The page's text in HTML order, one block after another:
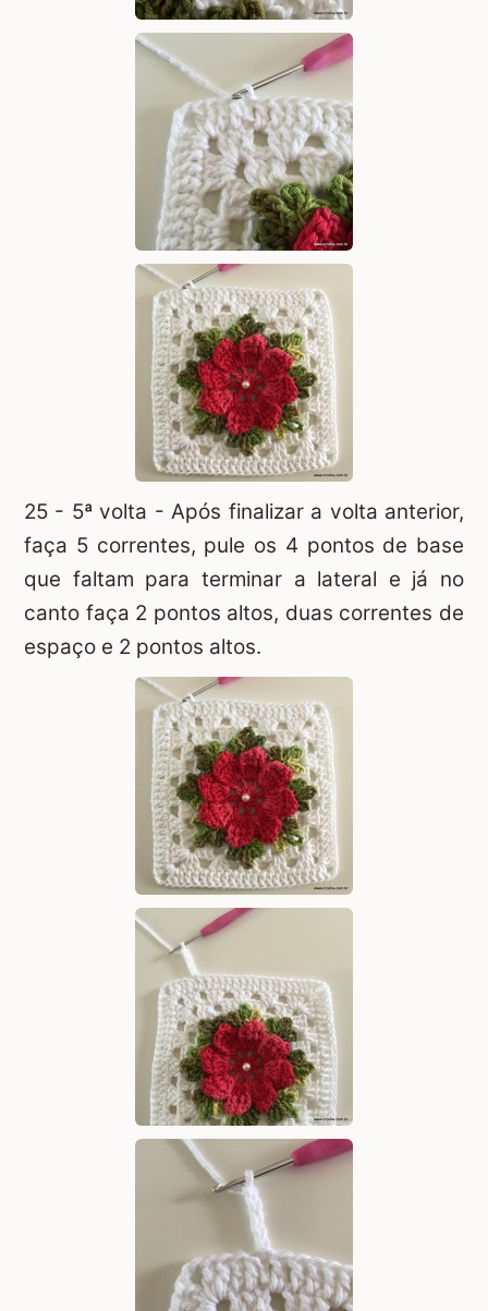
25 - 5ª volta - Após finalizar a volta anterior,
faça 5 correntes, pule os 4 pontos de base
que faltam para terminar a lateral e já no
canto faça 2 pontos altos, duas correntes de
espaço e 2 pontos altos.